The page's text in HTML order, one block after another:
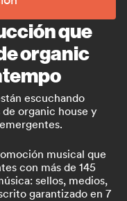
que
organic
escuchando
organic house y
musical que
con más de 145
sellos, medios,
garantizado en 7